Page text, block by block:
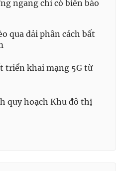
ngang chỉ có biển báo
qua dải phân cách bất
triển khai mạng 5G từ
quy hoạch Khu đô thị